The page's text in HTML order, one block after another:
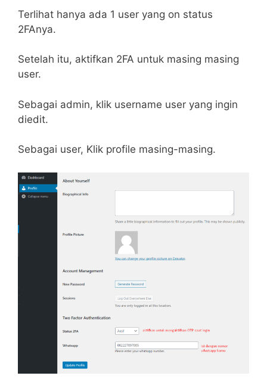
Terlihat hanya ada 1 user yang on status
2FAnya.
Setelah itu, aktifkan 2FA untuk masing masing
user.
Sebagai admin, klik username user yang ingin
diedit.
Sebagai user, Klik profile masing-masing.